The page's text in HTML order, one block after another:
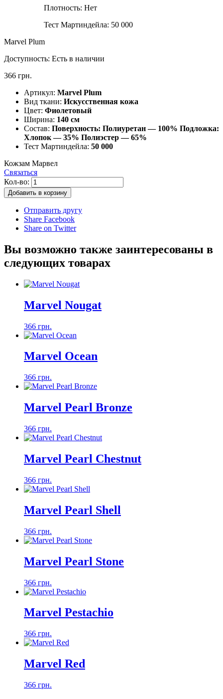
Плотность: Нет
Тест Мартиндейла: 50 000
Marvel Plum
Доступность: Есть в наличии
366 грн.
Артикул: Marvel Plum
Вид ткани: Искусственная кожа
Цвет: Фиолетовый
Ширина: 140 см
Состав: Поверхность: Полиуретан — 100% Подложка:
Хлопок — 35% Полиэстер — 65%
Тест Мартиндейла: 50 000
Кожзам Марвел
Связаться
Кол-во:
Добавить в корзину
Отправить другу
Share Facebook
Share on Twitter
Вы возможно также заинтересованы в
следующих товарах
Marvel Nougat
366 грн.
Marvel Ocean
366 грн.
Marvel Pearl Bronze
366 грн.
Marvel Pearl Chestnut
366 грн.
Marvel Pearl Shell
366 грн.
Marvel Pearl Stone
366 грн.
Marvel Pestachio
366 грн.
Marvel Red
366 грн.